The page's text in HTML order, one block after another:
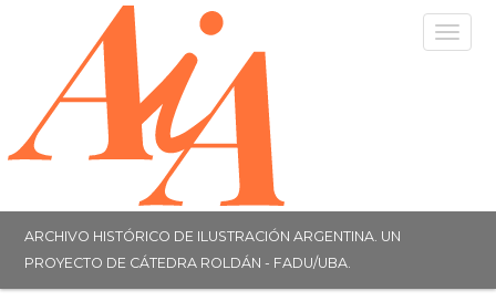
ARCHIVO HISTÓRICO DE ILUSTRACIÓN ARGENTINA. UN
PROYECTO DE CÁTEDRA ROLDÁN - FADU/UBA.